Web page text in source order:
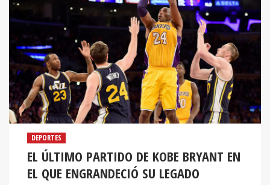
DEPORTES
EL ÚLTIMO PARTIDO DE KOBE BRYANT EN
EL QUE ENGRANDECIÓ SU LEGADO